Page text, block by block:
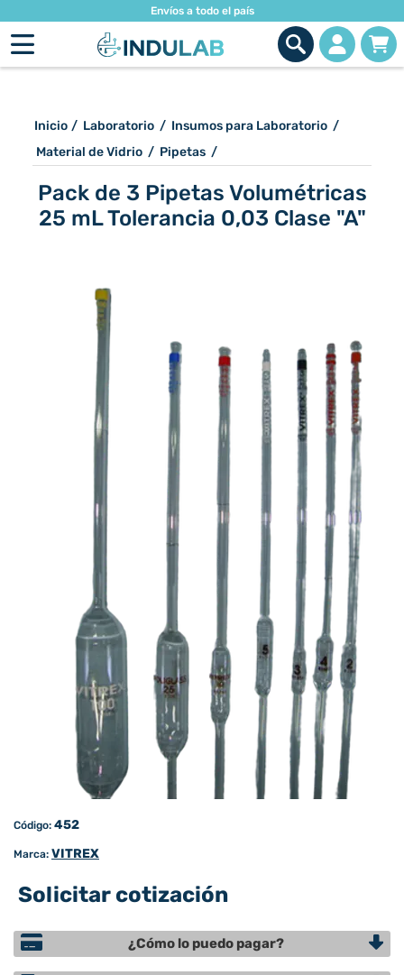
Envíos a todo el país
Inicio / Laboratorio / Insumos para Laboratorio /
Material de Vidrio / Pipetas /
Pack de 3 Pipetas Volumétricas
25 mL Tolerancia 0,03 Clase "A"
Código: 452
Marca: VITREX
Solicitar cotización
¿Cómo lo puedo pagar?